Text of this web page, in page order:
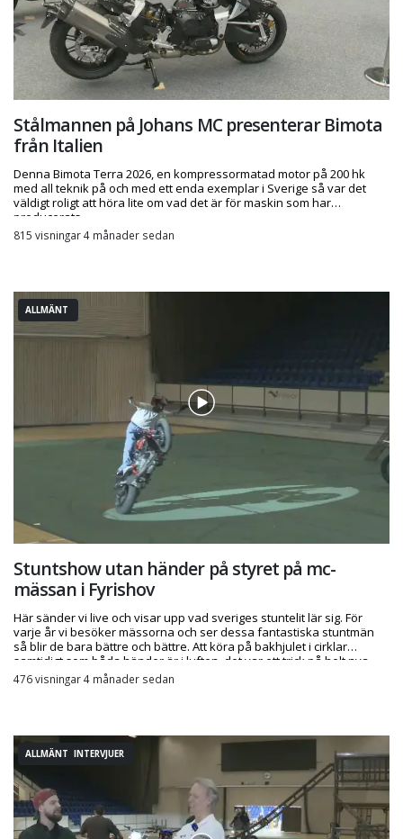
Stålmannen på Johans MC presenterar Bimota
från Italien
Denna Bimota Terra 2026, en kompressormatad motor på 200 hk
med all teknik på och med ett enda exemplar i Sverige så var det
väldigt roligt att höra lite om vad det är för maskin som har
producerats.
815 visningar 4 månader sedan
ALLMÄNT
Stuntshow utan händer på styret på mc-
mässan i Fyrishov
Här sänder vi live och visar upp vad sveriges stuntelit lär sig. För
varje år vi besöker mässorna och ser dessa fantastiska stuntmän
så blir de bara bättre och bättre. Att köra på bakhjulet i cirklar
samtidigt som båda händer är i luften, det var ett trick på helt nya
nivåer!
476 visningar 4 månader sedan
ALLMÄNT INTERVJUER